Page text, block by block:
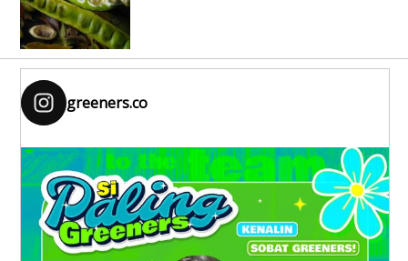
greeners.co